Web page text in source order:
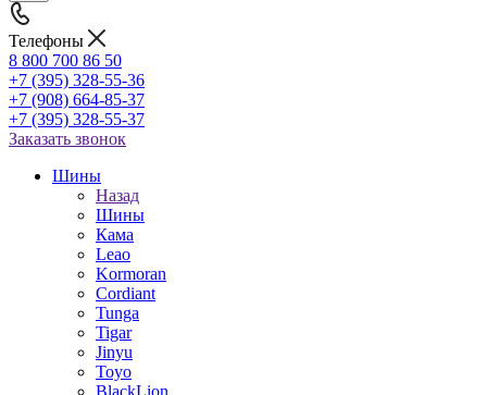
Телефоны
8 800 700 86 50
+7 (395) 328-55-36
+7 (908) 664-85-37
+7 (395) 328-55-37
Заказать звонок
Шины
Назад
Шины
Кама
Leao
Kormoran
Cordiant
Tunga
Tigar
Jinyu
Toyo
BlackLion